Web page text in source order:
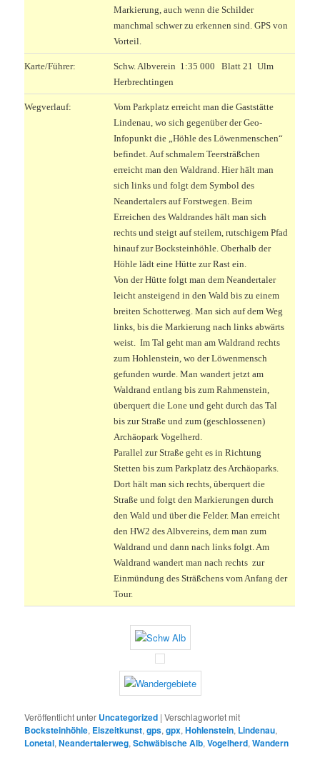
Markierung, auch wenn die Schilder
manchmal schwer zu erkennen sind. GPS von
Vorteil.
Karte/Führer:
Schw. Albverein 1:35 000 Blatt 21 Ulm
Herbrechtingen
Wegverlauf:
Vom Parkplatz erreicht man die Gaststätte
Lindenau, wo sich gegenüber der Geo-
Infopunkt die „Höhle des Löwenmenschen“
befindet. Auf schmalem Teersträßchen
erreicht man den Waldrand. Hier hält man
sich links und folgt dem Symbol des
Neandertalers auf Forstwegen. Beim
Erreichen des Waldrandes hält man sich
rechts und steigt auf steilem, rutschigem Pfad
hinauf zur Bocksteinhöhle. Oberhalb der
Höhle lädt eine Hütte zur Rast ein.
Von der Hütte folgt man dem Neandertaler
leicht ansteigend in den Wald bis zu einem
breiten Schotterweg. Man sich auf dem Weg
links, bis die Markierung nach links abwärts
weist. Im Tal geht man am Waldrand rechts
zum Hohlenstein, wo der Löwenmensch
gefunden wurde. Man wandert jetzt am
Waldrand entlang bis zum Rahmenstein,
überquert die Lone und geht durch das Tal
bis zur Straße und zum (geschlossenen)
Archäopark Vogelherd.
Parallel zur Straße geht es in Richtung
Stetten bis zum Parkplatz des Archäoparks.
Dort hält man sich rechts, überquert die
Straße und folgt den Markierungen durch
den Wald und über die Felder. Man erreicht
den HW2 des Albvereins, dem man zum
Waldrand und dann nach links folgt. Am
Waldrand wandert man nach rechts zur
Einmündung des Sträßchens vom Anfang der
Tour.
Veröffentlicht unter Uncategorized |Verschlagwortet mit
Bocksteinhöhle, Eiszeitkunst,gps,gpx,Hohlenstein, Lindenau,
Lonetal,Neandertalerweg,Schwäbische Alb,Vogelherd,Wandern